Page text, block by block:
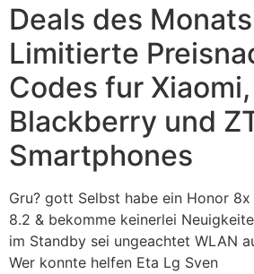
Deals des
Limitierte
Codes fur Xiaomi,
Blackberry und
Smartphones
Gru? gott Selbst habe ein Honor
8.2 & bekomme keinerlei
im Standby sei ungeachtet WLAN
Wer konnte helfen Eta Lg Sven